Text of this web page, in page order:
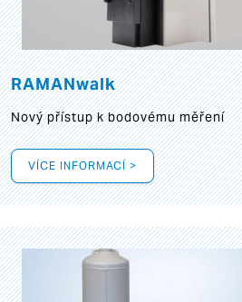
RAMANwalk
Nový přístup k bodovému měření
VÍCE INFORMACÍ >